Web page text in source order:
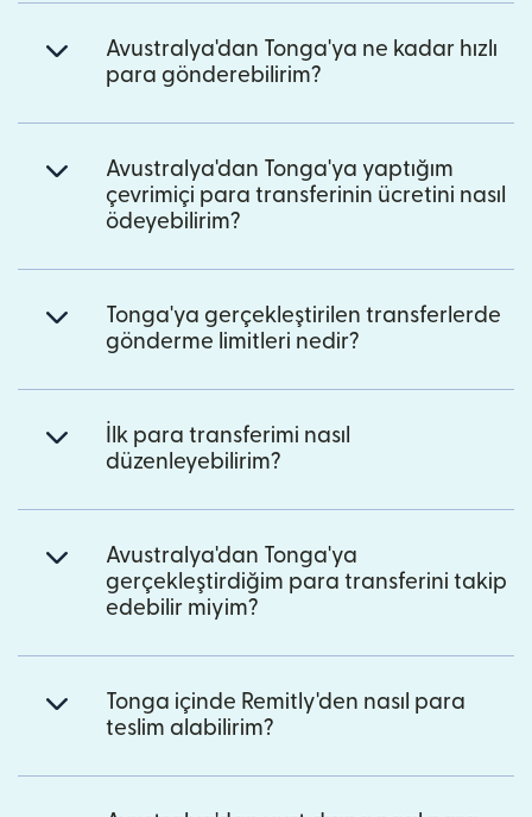
Avustralya'dan Tonga'ya ne kadar hızlı
para gönderebilirim?
Avustralya'dan Tonga'ya yaptığım
çevrimiçi para transferinin ücretini nasıl
ödeyebilirim?
Tonga'ya gerçekleştirilen transferlerde
gönderme limitleri nedir?
İlk para transferimi nasıl
düzenleyebilirim?
Avustralya'dan Tonga'ya
gerçekleştirdiğim para transferini takip
edebilir miyim?
Tonga içinde Remitly'den nasıl para
teslim alabilirim?